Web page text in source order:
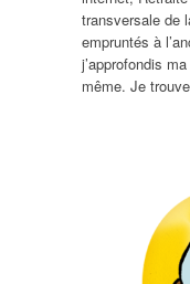
transversale de
empruntés à
j’approfondis
même. Je